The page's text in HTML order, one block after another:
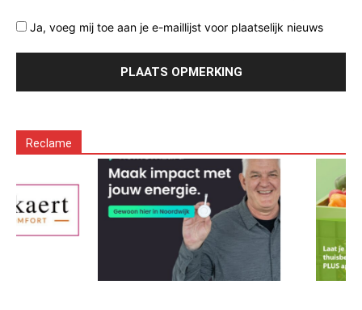
Ja, voeg mij toe aan je e-maillijst voor plaatselijk nieuws
Reclame